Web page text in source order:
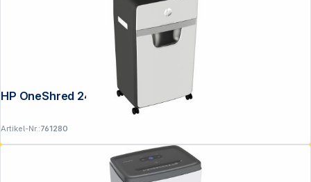
HP OneShred 24CC
Artikel-Nr.:761280
Service